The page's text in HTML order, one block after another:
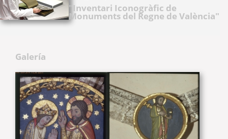
"Inventari Iconogràfic de
Monuments del Regne de València"
Galería